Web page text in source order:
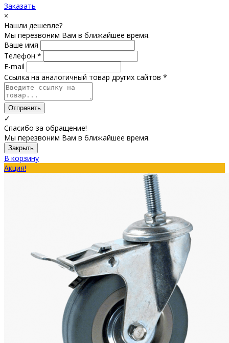
Заказать
×
Нашли дешевле?
Мы перезвоним Вам в ближайшее время.
Ваше имя
Телефон *
E-mail
Ссылка на аналогичный товар других сайтов *
Отправить
✓
Спасибо за обращение!
Мы перезвоним Вам в ближайшее время.
Закрыть
В корзину
Акция!